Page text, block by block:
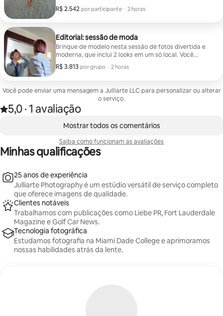
casamentos improvisados rápidos ou festas de
aniversário, etc. Você recebe uma hora de fotografia, 3
houver mais de 12 hóspedes para festas, casamentos e
eventos corporativos. *Quaisquer taxas de admissão
de fotógrafos a eventos, parques, etc., são de
pelo fotógrafo com pelo menos 5 dias de
R$ 2.542 por participante
R$ 2.542 por participante
, · 2 horas
Editorial: sessão de moda
Brinque de modelo nesta sessão de fotos divertida e
moderna, que inclui 2 looks em um só local. Você
recebe 6 imagens digitais editadas. Hóspedes
adicionais custam $ 100 cada. Quatro hóspedes no
a eventos, parques, etc., são de responsabilidade do
cliente e devem ser recebidas pelo fotógrafo com pelo
menos 5 dias de antecedência da sessão de fotos.
R$ 3.813 por grupo
R$ 3.813 por grupo
, · 2 horas
Você pode enviar uma mensagem a Julliarte LLC para personalizar ou alterar
o serviço.
Avaliado com 5,0 de 5 estrelas, de um total de 1 avaliação
5,0
, ·1 avaliação
Mostrar todos os comentários
Saiba como funcionam as avaliações
Minhas qualificações
25 anos de experiência
Julliarte Photography é um estúdio versátil de serviço completo
que oferece imagens de qualidade.
Clientes notáveis
Trabalhamos com publicações como Liebe PR, Fort Lauderdale
Magazine e Golf Car News.
Tecnologia fotográfica
Estudamos fotografia na Miami Dade College e aprimoramos
nossas habilidades atrás da lente.